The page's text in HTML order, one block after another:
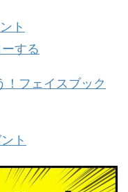
ト
する
！フェイスブック
ト